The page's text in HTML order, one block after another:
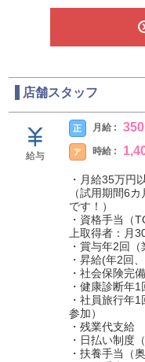
店舗スタッフ
給与
正 月給 :
ア 時給 :
・月給35万円
（試用期間6
です！）
・資格手当（
上取得者：月
・賞与年2回（
・昇給(年2回
・社会保険完備
・健康診断年1
・社員旅行年
参加）
・残業代支給
・日払い制度
・扶養手当（